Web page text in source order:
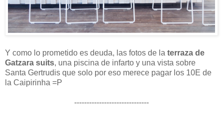
Y como lo prometido es deuda, las fotos de la terraza de
Gatzara suits, una piscina de infarto y una vista sobre
Santa Gertrudis que solo por eso merece pagar los 10E de
la Caipirinha =P
------------------------------